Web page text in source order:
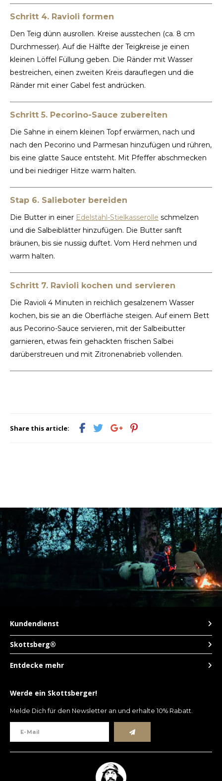
Schritt 4. Ravioli formen
Den Teig dünn ausrollen. Kreise ausstechen (ca. 8 cm
Durchmesser). Auf die Hälfte der Teigkreise je einen
kleinen Löffel Füllung geben. Die Ränder mit Wasser
bestreichen, einen zweiten Kreis darauflegen und die
Ränder mit einer Gabel fest andrücken.
Schritt 5. Pecorino-Sauce zubereiten
Die Sahne in einem kleinen Topf erwärmen, nach und
nach den Pecorino und Parmesan hinzufügen und rühren,
bis eine glatte Sauce entsteht. Mit Pfeffer abschmecken
und bei niedriger Hitze warm halten.
Stap 6. Salieboter bereiden
Die Butter in einer Edelstahl-Stielkasserolle schmelzen
und die Salbeiblätter hinzufügen. Die Butter sanft
bräunen, bis sie nussig duftet. Vom Herd nehmen und
warm halten.
Schritt 7. Ravioli kochen und servieren
Die Ravioli 4 Minuten in reichlich gesalzenem Wasser
kochen, bis sie an die Oberfläche steigen. Auf einem Bett
aus Pecorino-Sauce servieren, mit der Salbeibutter
garnieren, etwas fein gehackten frischen Salbei
darüberstreuen und mit Zitronenabrieb vollenden.
Share this article:
Skottsberg®
Kundendienst
Entdecke mehr
Werde ein Skottsberger!
Melde Dich für den Newsletter an und erhalte 10% Rabatt.